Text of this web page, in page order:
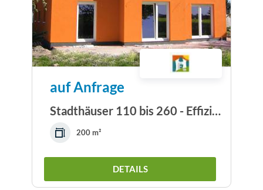
auf Anfrage
Stadthäuser 110 bis 260 - Effizienzpur - Erdwärme...
200 m²
DETAILS